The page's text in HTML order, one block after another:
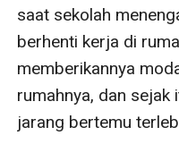
saat sekolah
berhenti kerja di
memberikannya
rumahnya, dan sejak
jarang bertemu